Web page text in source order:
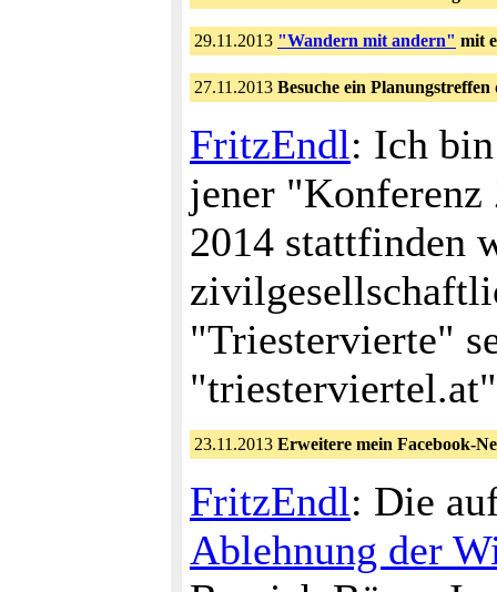
29.11.2013 "Wandern mit andern" mit
27.11.2013 Besuche ein
FritzEndl: Ich
jener
2014 stattfinden
"Triestervierte"
23.11.2013 Erweitere mein Facebook-
FritzEndl: Die
Ablehnung der